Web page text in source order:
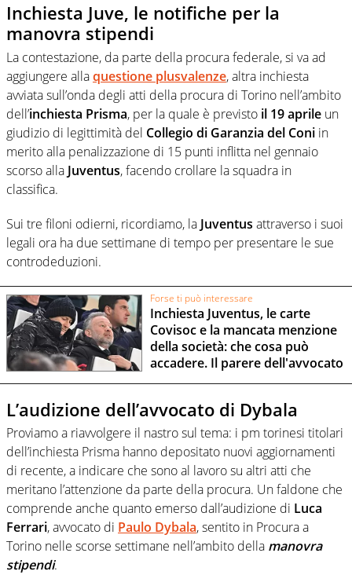
Inchiesta Juve, le notifiche per la
manovra stipendi
La contestazione, da parte della procura federale, si va ad
aggiungere allaquestione plusvalenze, altra inchiesta
avviata sull’onda degli atti della procura di Torino nell’ambito
dell’inchiesta Prisma, per la quale è previsto il 19 aprile un
giudizio di legittimità del Collegio di Garanzia del Coni in
merito alla penalizzazione di 15 punti inflitta nel gennaio
scorso alla Juventus, facendo crollare la squadra in
classifica.
Sui tre filoni odierni, ricordiamo, la Juventus attraverso i suoi
legali ora ha due settimane di tempo per presentare le sue
controdeduzioni.
Forse ti può interessare
Inchiesta Juventus, le carte
Covisoc e la mancata menzione
della società: che cosa può
accadere. Il parere dell'avvocato
L’audizione dell’avvocato di Dybala
Proviamo a riavvolgere il nastro sul tema: i pm torinesi titolari
dell’inchiesta Prisma hanno depositato nuovi aggiornamenti
di recente, a indicare che sono al lavoro su altri atti che
meritano l’attenzione da parte della procura. Un faldone che
comprende anche quanto emerso dall’audizione di Luca
Ferrari, avvocato di Paulo Dybala, sentito in Procura a
Torino nelle scorse settimane nell’ambito della manovra
stipendi.